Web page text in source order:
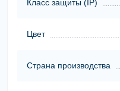
Класс защиты (ІР)
Цвет
Страна производства